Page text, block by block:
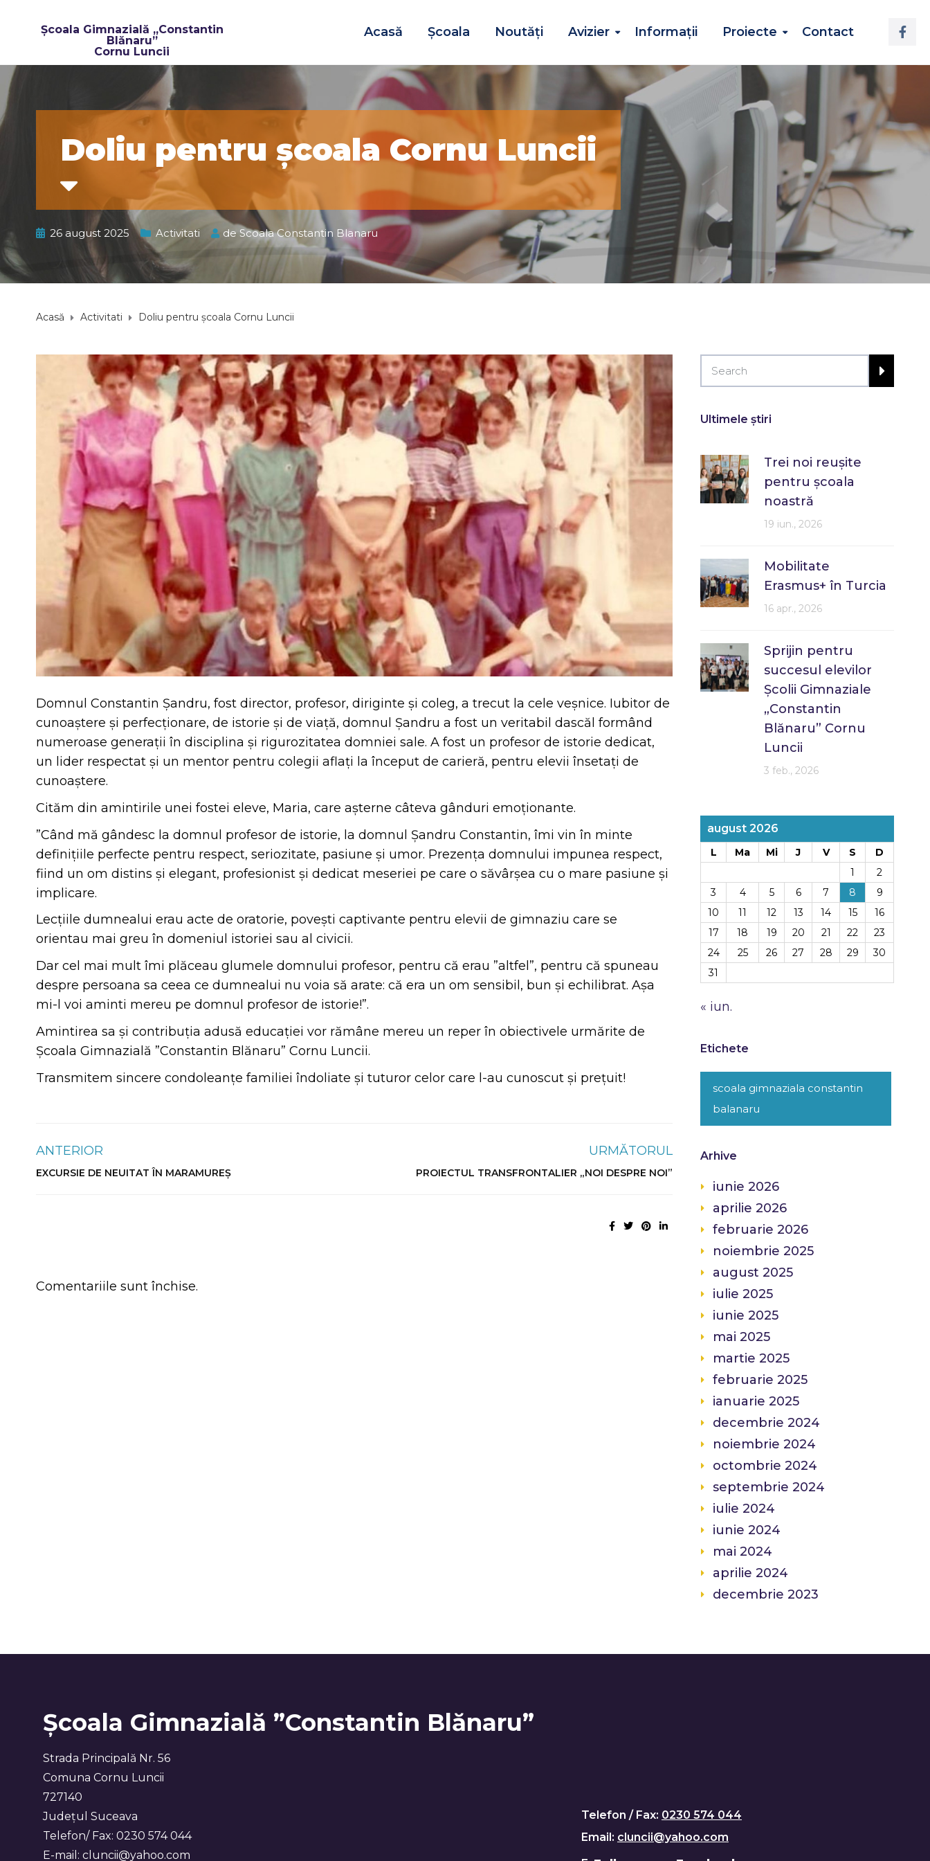
Școala Gimnazială „Constantin
Blănaru”
Cornu Luncii​
Acasă Școala Noutăţi Avizier Informații Proiecte Contact
Doliu pentru școala Cornu Luncii
26 august 2025 Activitati deScoala Constantin Blanaru
Acasă Activitati Doliu pentru școala Cornu Luncii
Domnul Constantin Șandru, fost director, profesor, diriginte și coleg, a trecut la cele veșnice. Iubitor de
cunoaștere și perfecționare, de istorie și de viață, domnul Șandru a fost un veritabil dascăl formând
numeroase generații în disciplina și rigurozitatea domniei sale. A fost un profesor de istorie dedicat,
un lider respectat și un mentor pentru colegii aflați la început de carieră, pentru elevii însetați de
cunoaștere.
Cităm din amintirile unei fostei eleve, Maria, care așterne câteva gânduri emoționante.
”Când mă gândesc la domnul profesor de istorie, la domnul Șandru Constantin, îmi vin în minte
definițiile perfecte pentru respect, seriozitate, pasiune și umor. Prezența domnului impunea respect,
fiind un om distins și elegant, profesionist și dedicat meseriei pe care o săvârșea cu o mare pasiune și
implicare.
Lecțiile dumnealui erau acte de oratorie, povești captivante pentru elevii de gimnaziu care se
orientau mai greu în domeniul istoriei sau al civicii.
Dar cel mai mult îmi plăceau glumele domnului profesor, pentru că erau ”altfel”, pentru că spuneau
despre persoana sa ceea ce dumnealui nu voia să arate: că era un om sensibil, bun și echilibrat. Așa
mi-l voi aminti mereu pe domnul profesor de istorie!”.
Amintirea sa și contribuția adusă educației vor rămâne mereu un reper în obiectivele urmărite de
Școala Gimnazială ”Constantin Blănaru” Cornu Luncii.
Transmitem sincere condoleanțe familiei îndoliate și tuturor celor care l-au cunoscut și prețuit!
ANTERIOR
EXCURSIE DE NEUITAT ÎN MARAMUREȘ
URMĂTORUL
PROIECTUL TRANSFRONTALIER „NOI DESPRE NOI”
Comentariile sunt închise.
Ultimele știri
Trei noi reușite
pentru școala
noastră
19 iun., 2026
Mobilitate
Erasmus+ în Turcia
16 apr., 2026
Sprijin pentru
succesul elevilor
Școlii Gimnaziale
„Constantin
Blănaru” Cornu
Luncii
3 feb., 2026
august 2026
L Ma Mi J V S
D
1
2
3
4 5 6 7 8
9
10
11 12 13 14 15
16
17
18 19 20 21 22
23
24
25 26 27 28 29
30
31
« iun.
Etichete
scoala gimnaziala constantin
balanaru
Arhive
iunie 2026
aprilie 2026
februarie 2026
noiembrie 2025
august 2025
iulie 2025
iunie 2025
mai 2025
martie 2025
februarie 2025
ianuarie 2025
decembrie 2024
noiembrie 2024
octombrie 2024
septembrie 2024
iulie 2024
iunie 2024
mai 2024
aprilie 2024
decembrie 2023
Școala Gimnazială ”Constantin Blănaru”
Strada Principală Nr. 56
Comuna Cornu Luncii
727140
Județul Suceava
Telefon/ Fax: 0230 574 044
E-mail: cluncii@yahoo.com
Telefon / Fax: 0230 574 044
Email: cluncii@yahoo.com